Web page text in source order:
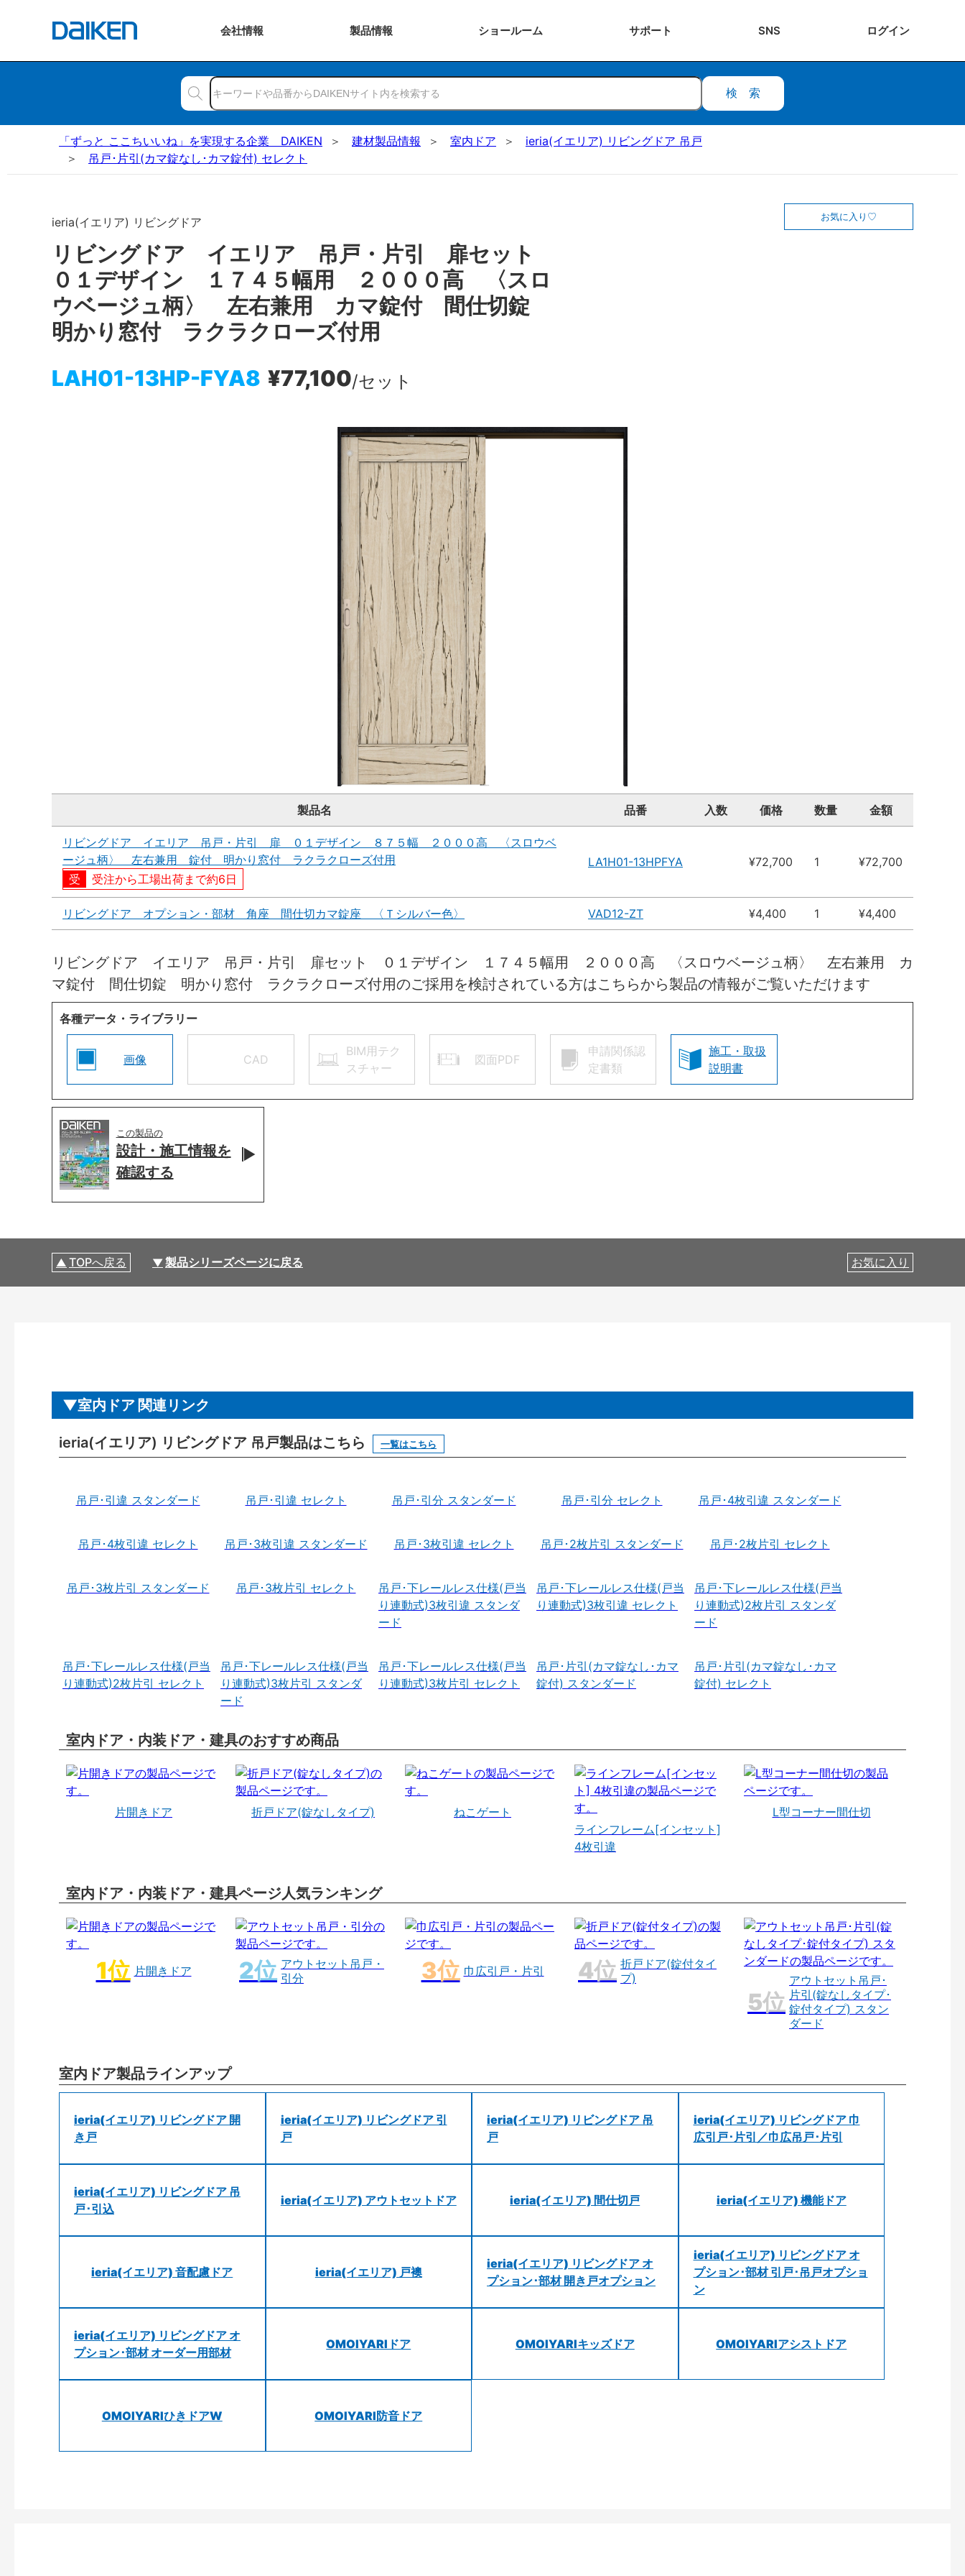
会社情報 製品情報 ショールーム サポート SNS ログイン
検索
「ずっと ここちいいね」を実現する企業 DAIKEN 建材製品情報 室内ドア
ieria(イエリア) リビングドア 吊戸
吊戸･片引(カマ錠なし･カマ錠付) セレクト
ieria(イエリア) リビングドア
リビングドア イエリア 吊戸・片引 扉セット
０１デザイン １７４５幅用 ２０００高 〈スロ
ウベージュ柄〉 左右兼用 カマ錠付 間仕切錠
明かり窓付 ラクラクローズ付用
LAH01-13HP-FYA8 ¥77,100/セット
お気に入り
製品名 品番 入数 価格 数量 金額
リビングドア イエリア 吊戸・片引 扉 ０１デザイン ８７５幅 ２０００高 〈スロウベ
ージュ柄〉 左右兼用 錠付 明かり窓付 ラクラクローズ付用
受注から工場出荷まで約6日
LA1H01-13HPFYA ¥72,700 1 ¥72,700
リビングドア オプション・部材 角座 間仕切カマ錠座 〈Ｔシルバー色〉 VAD12-ZT ¥4,400 1 ¥4,400
リビングドア イエリア 吊戸・片引 扉セット ０１デザイン １７４５幅用 ２０００高 〈スロウベージュ柄〉 左右兼用 カ
マ錠付 間仕切錠 明かり窓付 ラクラクローズ付用のご採用を検討されている方はこちらから製品の情報がご覧いただけます
各種データ・ライブラリー
画像 CAD
BIM用テク
スチャー
図面PDF
申請関係認
定書類
施工・取扱
説明書
この製品の
設計・施工情報を
確認する
TOPへ戻る 製品シリーズページに戻る お気に入り
室内ドア 関連リンク
ieria(イエリア) リビングドア 吊戸製品はこちら 一覧はこちら
吊戸･引違 スタンダード 吊戸･引違 セレクト 吊戸･引分 スタンダード 吊戸･引分 セレクト 吊戸･4枚引違 スタンダード
吊戸･4枚引違 セレクト 吊戸･3枚引違 スタンダード 吊戸･3枚引違 セレクト 吊戸･2枚片引 スタンダード 吊戸･2枚片引 セレクト
吊戸･3枚片引 スタンダード 吊戸･3枚片引 セレクト
吊戸･下レールレス仕様(戸当
り連動式)3枚引違 スタンダ
ード
吊戸･下レールレス仕様(戸当
り連動式)3枚引違 セレクト
吊戸･下レールレス仕様(戸当
り連動式)2枚片引 スタンダ
ード
吊戸･下レールレス仕様(戸当
り連動式)2枚片引 セレクト
吊戸･下レールレス仕様(戸当
り連動式)3枚片引 スタンダ
ード
吊戸･下レールレス仕様(戸当
り連動式)3枚片引 セレクト
吊戸･片引(カマ錠なし･カマ
錠付) スタンダード
吊戸･片引(カマ錠なし･カマ
錠付) セレクト
室内ドア・内装ドア・建具のおすすめ商品
片開きドア 折戸ドア(錠なしタイプ)
ねこゲート
ラインフレーム[インセット]
4枚引違
L型コーナー間仕切
室内ドア・内装ドア・建具ページ人気ランキング
片開きドア
アウトセット吊戸・
引分
巾広引戸・片引
折戸ドア(錠付タイ
プ)
アウトセット吊戸･
片引(錠なしタイプ･
錠付タイプ) スタン
ダード
室内ドア製品ラインアップ
ieria(イエリア) リビングドア 開
き戸
ieria(イエリア) リビングドア 引
戸
ieria(イエリア) リビングドア 吊
戸
ieria(イエリア) リビングドア 巾
広引戸･片引／巾広吊戸･片引
ieria(イエリア) リビングドア 吊
戸･引込
ieria(イエリア) アウトセットドア ieria(イエリア) 間仕切戸 ieria(イエリア) 機能ドア
ieria(イエリア) 音配慮ドア ieria(イエリア) 戸襖
ieria(イエリア) リビングドア オ
プション･部材 開き戸オプション
ieria(イエリア) リビングドア オ
プション･部材 引戸･吊戸オプショ
ン
ieria(イエリア) リビングドア オ
プション･部材 オーダー用部材
OMOIYARIドア OMOIYARIキッズドア OMOIYARIアシストドア
OMOIYARIひきドアW OMOIYARI防音ドア